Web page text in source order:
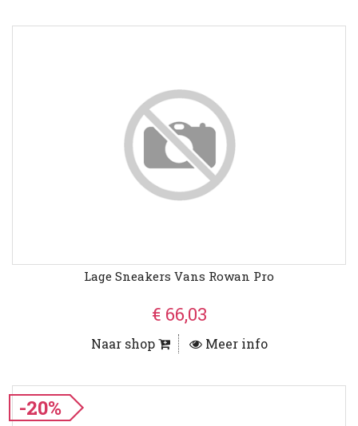
Lage Sneakers Vans Rowan Pro
€ 66,03
Naar shop Meer info
-20%